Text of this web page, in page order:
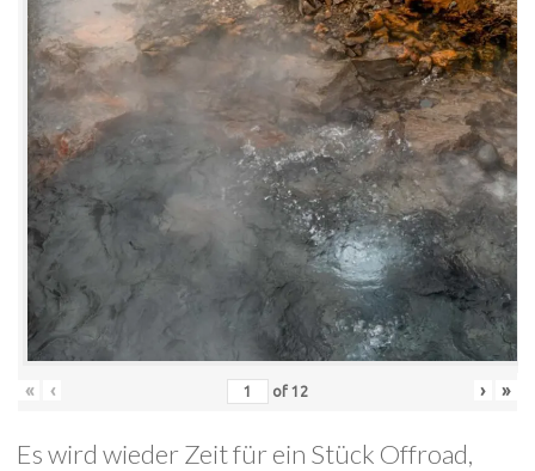
« ‹ of 12 › »
Es wird wieder Zeit für ein Stück Offroad,